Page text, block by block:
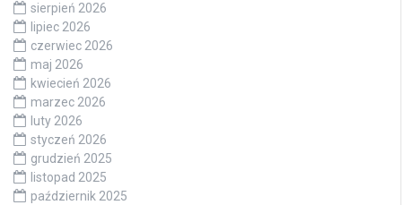
sierpień 2026
lipiec 2026
czerwiec 2026
maj 2026
kwiecień 2026
marzec 2026
luty 2026
styczeń 2026
grudzień 2025
listopad 2025
październik 2025